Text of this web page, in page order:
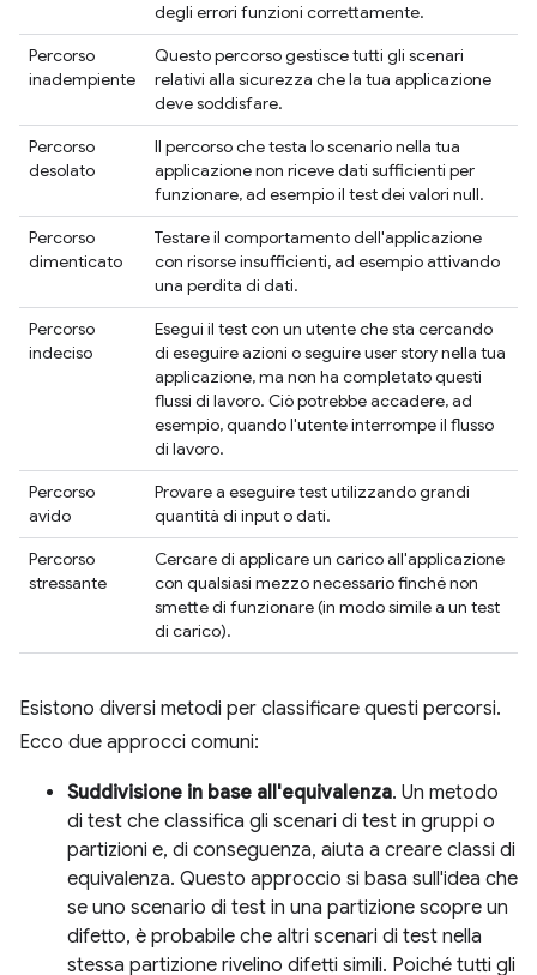
degli errori funzioni correttamente.
Percorso
inadempiente
Questo percorso gestisce tutti gli scenari
relativi alla sicurezza che la tua applicazione
deve soddisfare.
Percorso
desolato
Il percorso che testa lo scenario nella tua
applicazione non riceve dati sufficienti per
funzionare, ad esempio il test dei valori null.
Percorso
dimenticato
Testare il comportamento dell'applicazione
con risorse insufficienti, ad esempio attivando
una perdita di dati.
Percorso
indeciso
Esegui il test con un utente che sta cercando
di eseguire azioni o seguire user story nella tua
applicazione, ma non ha completato questi
flussi di lavoro. Ciò potrebbe accadere, ad
esempio, quando l'utente interrompe il flusso
di lavoro.
Percorso
avido
Provare a eseguire test utilizzando grandi
quantità di input o dati.
Percorso
stressante
Cercare di applicare un carico all'applicazione
con qualsiasi mezzo necessario finché non
smette di funzionare (in modo simile a un test
di carico).
Esistono diversi metodi per classificare questi percorsi.
Ecco due approcci comuni:
Suddivisione in base all'equivalenza. Un metodo
di test che classifica gli scenari di test in gruppi o
partizioni e, di conseguenza, aiuta a creare classi di
equivalenza. Questo approccio si basa sull'idea che
se uno scenario di test in una partizione scopre un
difetto, è probabile che altri scenari di test nella
stessa partizione rivelino difetti simili. Poiché tutti gli